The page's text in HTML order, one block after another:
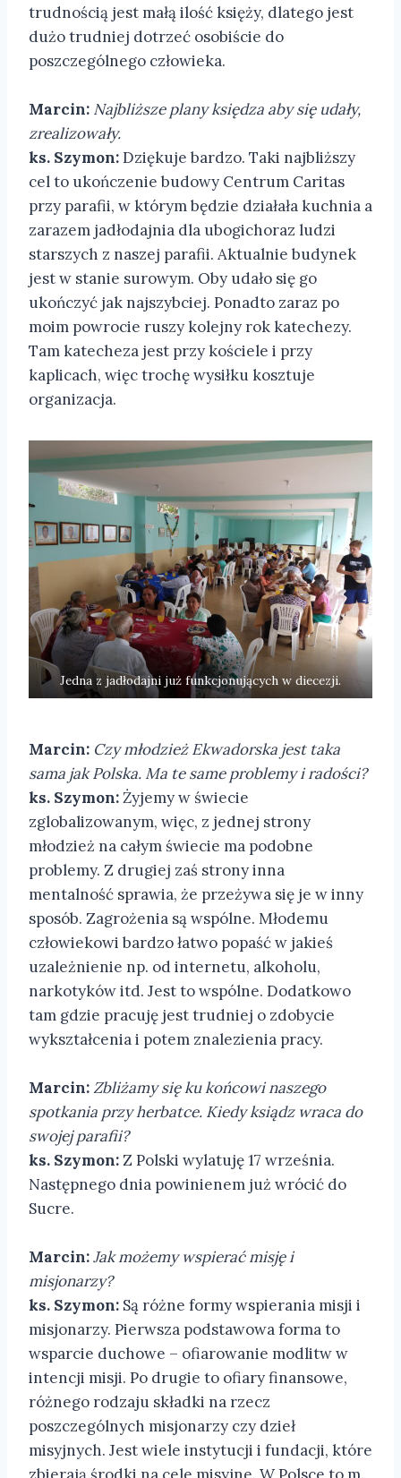
trudnością jest małą ilość księży, dlatego jest
dużo trudniej dotrzeć osobiście do
poszczególnego człowieka.
Marcin: Najbliższe plany księdza aby się udały,
zrealizowały.
ks. Szymon:Dziękuje bardzo. Taki najbliższy
cel to ukończenie budowy Centrum Caritas
przy parafii, w którym będzie działała kuchnia a
zarazem jadłodajnia dla ubogichoraz ludzi
starszych z naszej parafii. Aktualnie budynek
jest w stanie surowym. Oby udało się go
ukończyć jak najszybciej. Ponadto zaraz po
moim powrocie ruszy kolejny rok katechezy.
Tam katecheza jest przy kościele i przy
kaplicach, więc trochę wysiłku kosztuje
organizacja.
Jedna z jadłodajni już funkcjonujących w diecezji.
Marcin: Czy młodzież Ekwadorska jest taka
sama jak Polska. Ma te same problemy i radości?
ks. Szymon:Żyjemy w świecie
zglobalizowanym, więc, z jednej strony
młodzież na całym świecie ma podobne
problemy. Z drugiej zaś strony inna
mentalność sprawia, że przeżywa się je w inny
sposób. Zagrożenia są wspólne. Młodemu
człowiekowi bardzo łatwo popaść w jakieś
uzależnienie np. od internetu, alkoholu,
narkotyków itd. Jest to wspólne. Dodatkowo
tam gdzie pracuję jest trudniej o zdobycie
wykształcenia i potem znalezienia pracy.
Marcin:Zbliżamy się ku końcowi naszego
spotkania przy herbatce. Kiedy ksiądz wraca do
swojej parafii?
ks. Szymon:Z Polski wylatuję 17 września.
Następnego dnia powinienem już wrócić do
Sucre.
Marcin:Jak możemy wspierać misję i
misjonarzy?
ks. Szymon: Są różne formy wspierania misji i
misjonarzy. Pierwsza podstawowa forma to
wsparcie duchowe – ofiarowanie modlitw w
intencji misji. Po drugie to ofiary finansowe,
różnego rodzaju składki na rzecz
poszczególnych misjonarzy czy dzieł
misyjnych. Jest wiele instytucji i fundacji, które